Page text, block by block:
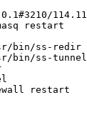
restart
bin/ss-redir
bin/ss-tunnel
restart